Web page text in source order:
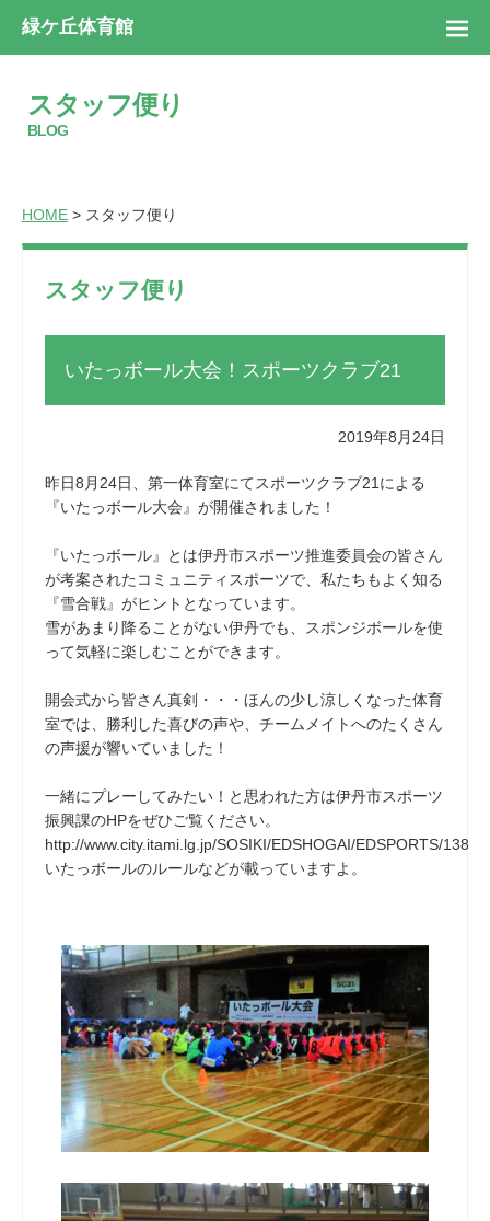
緑ケ丘体育館
スタッフ便り
BLOG
HOME > スタッフ便り
スタッフ便り
いたっボール大会！スポーツクラブ21
2019年8月24日
昨日8月24日、第一体育室にてスポーツクラブ21による
『いたっボール大会』が開催されました！
『いたっボール』とは伊丹市スポーツ推進委員会の皆さん
が考案されたコミュニティスポーツで、私たちもよく知る
『雪合戦』がヒントとなっています。
雪があまり降ることがない伊丹でも、スポンジボールを使
って気軽に楽しむことができます。
開会式から皆さん真剣・・・ほんの少し涼しくなった体育
室では、勝利した喜びの声や、チームメイトへのたくさん
の声援が響いていました！
一緒にプレーしてみたい！と思われた方は伊丹市スポーツ
振興課のHPをぜひご覧ください。
http://www.city.itami.lg.jp/SOSIKI/EDSHOGAI/EDSPORTS/
いたっボールのルールなどが載っていますよ。